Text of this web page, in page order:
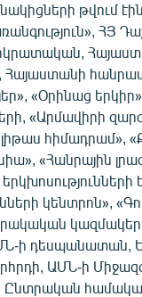
թվում
ՀՅ
Հայաստանի
«Օրինաց երկիր»
«Արմավիրի
հիմադրամ»,
«Հանրային
կենտրոն»,
ի դեսպանատան,
ԱՄՆ-ի
Ընտրական